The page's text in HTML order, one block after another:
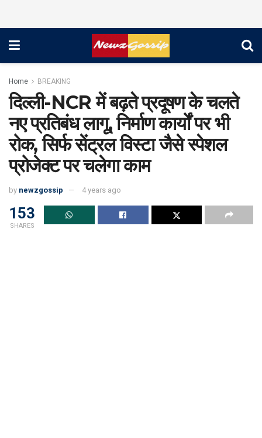
Home BREAKING
दिल्ली-NCR में बढ़ते प्रदूषण के चलते
नए प्रतिबंध लागू, निर्माण कार्यों पर भी
रोक, सिर्फ सेंट्रल विस्टा जैसे स्पेशल
प्रोजेक्ट पर चलेगा काम
by newzgossip 4 years ago
153
SHARES